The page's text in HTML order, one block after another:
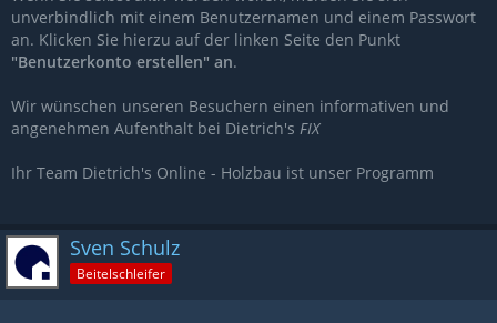
unverbindlich mit einem Benutzernamen und einem Passwort
an. Klicken Sie hierzu auf der linken Seite den Punkt
"Benutzerkonto erstellen" an.
Wir wünschen unseren Besuchern einen informativen und
angenehmen Aufenthalt bei Dietrich's FIX
Ihr Team Dietrich's Online - Holzbau ist unser Programm
Sven Schulz
Beitelschleifer